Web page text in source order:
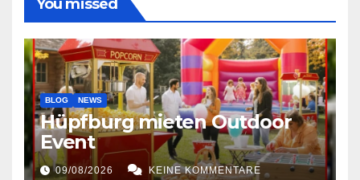
You missed
BLOG NEWS
Hüpfburg mieten Outdoor
Event
09/08/2026 KEINE KOMMENTARE